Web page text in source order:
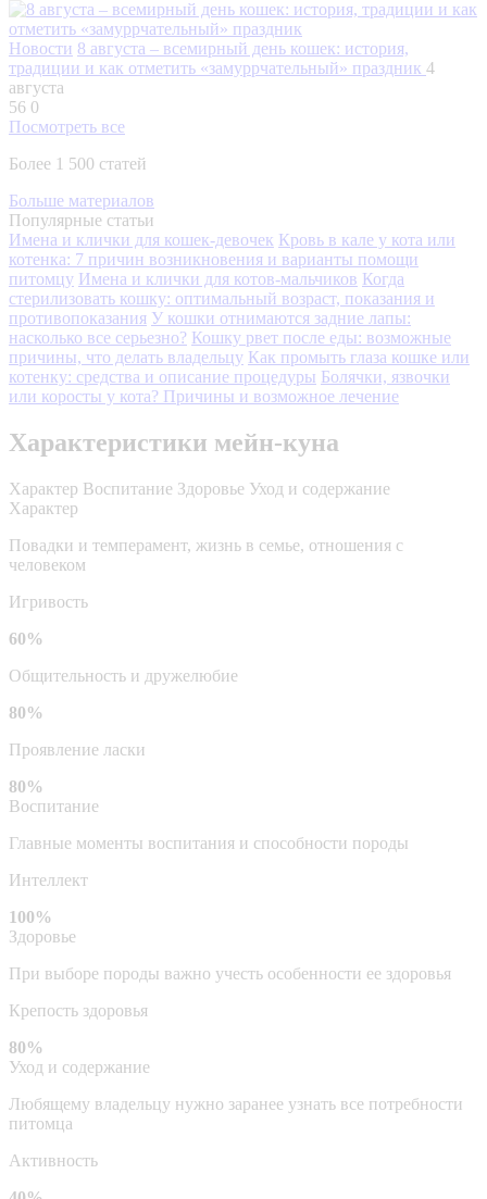
Новости 8 августа – всемирный день кошек: история,
традиции и как отметить «замуррчательный» праздник 4
августа
56 0
Посмотреть все
Более 1 500 статей
Больше материалов
Популярные статьи
Имена и клички для кошек-девочек Кровь в кале у кота или
котенка: 7 причин возникновения и варианты помощи
питомцу Имена и клички для котов-мальчиков Когда
стерилизовать кошку: оптимальный возраст, показания и
противопоказания У кошки отнимаются задние лапы:
насколько все серьезно? Кошку рвет после еды: возможные
причины, что делать владельцу Как промыть глаза кошке или
котенку: средства и описание процедуры Болячки, язвочки
или коросты у кота? Причины и возможное лечение
Характеристики мейн-куна
Характер Воспитание Здоровье Уход и содержание
Характер
Повадки и темперамент, жизнь в семье, отношения с
человеком
Игривость
60%
Общительность и дружелюбие
80%
Проявление ласки
80%
Воспитание
Главные моменты воспитания и способности породы
Интеллект
100%
Здоровье
При выборе породы важно учесть особенности ее здоровья
Крепость здоровья
80%
Уход и содержание
Любящему владельцу нужно заранее узнать все потребности
питомца
Активность